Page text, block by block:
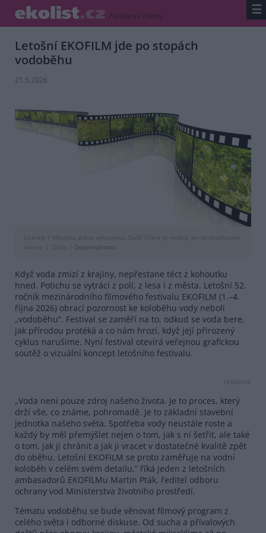
/ kultura / články ☰
Letošní EKOFILM jde po stopách
vodoběhu
21.5.2026
Licence |
Všechna práva vyhrazena. Další šíření je možné jen se souhlasem
autora
Zdroj | Depositphotos
Když voda zmizí z krajiny, nepřestane téct z kohoutku
hned. Potichu se vytrácí z polí, z lesa i z města. Letošní 52.
ročník mezinárodního filmového festivalu EKOFILM (1.–4.
října 2026) obrací pozornost ke koloběhu vody neboli
„vodoběhu”. Festival se zaměří na to, odkud se voda bere,
jak přírodou protéká a co nám hrozí, když její přirozený
cyklus narušíme. Nyní festival otevírá veřejnou grafickou
soutěž o vizuální koncept letošního festivalu.
reklama
„Voda není pouze zdroj našeho života. Je to proces, který
drží vše, co známe, pohromadě. Je to základní stavební
jednotka našeho světa. Spotřeba vody neustále roste a
každý by měl přemýšlet nejen o tom, jak s ní šetřit, ale také
o tom, jak ji chránit a jak ji vracet v dostatečné kvalitě zpět
do oběhu. Letošní EKOFILM se proto zaměřuje na vodní
koloběh v celém svém detailu,” říká jeden z letošních
ambasadorů EKOFILMu Martin Pták, ředitel odboru
ochrany vod Ministerstva životního prostředí.
Tématu vodoběhu se bude věnovat filmový program z
celého světa i odborné diskuse. Od sucha a přívalových